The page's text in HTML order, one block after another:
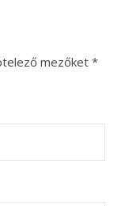
mezőket *